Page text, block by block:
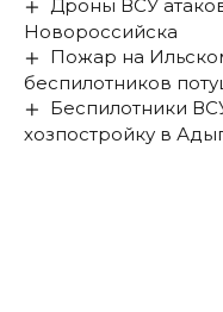
Дроны ВСУ
Новороссийска
Пожар на
беспилотников
Беспилотники
хозпостройку в